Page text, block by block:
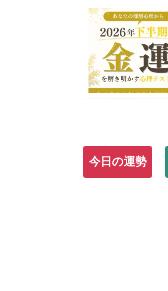
今日の運勢